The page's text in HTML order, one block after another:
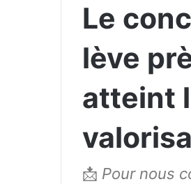
Le
lève
atteint
📩 Pour nous